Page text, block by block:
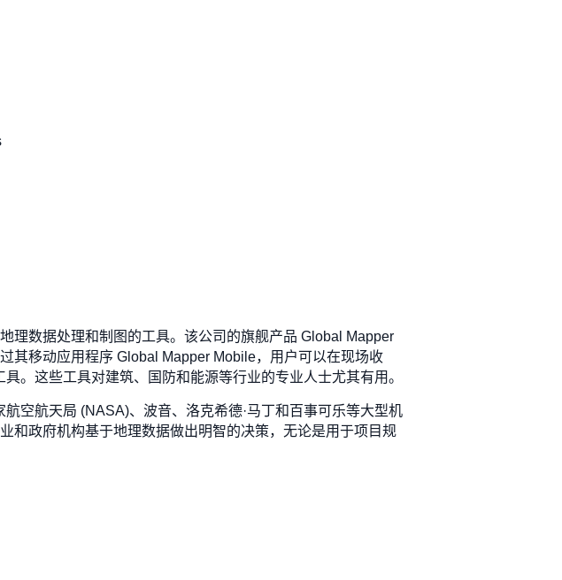
理数据处理和制图的工具。该公司的旗舰产品 Global Mapper
其移动应用程序 Global Mapper Mobile，用户可以在现场收
。这些工具对建筑、国防和能源等行业的专业人士尤其有用。
空航天局 (NASA)、波音、洛克希德·马丁和百事可乐等大型机
和政府机构基于地理数据做出明智的决策，无论是用于项目规